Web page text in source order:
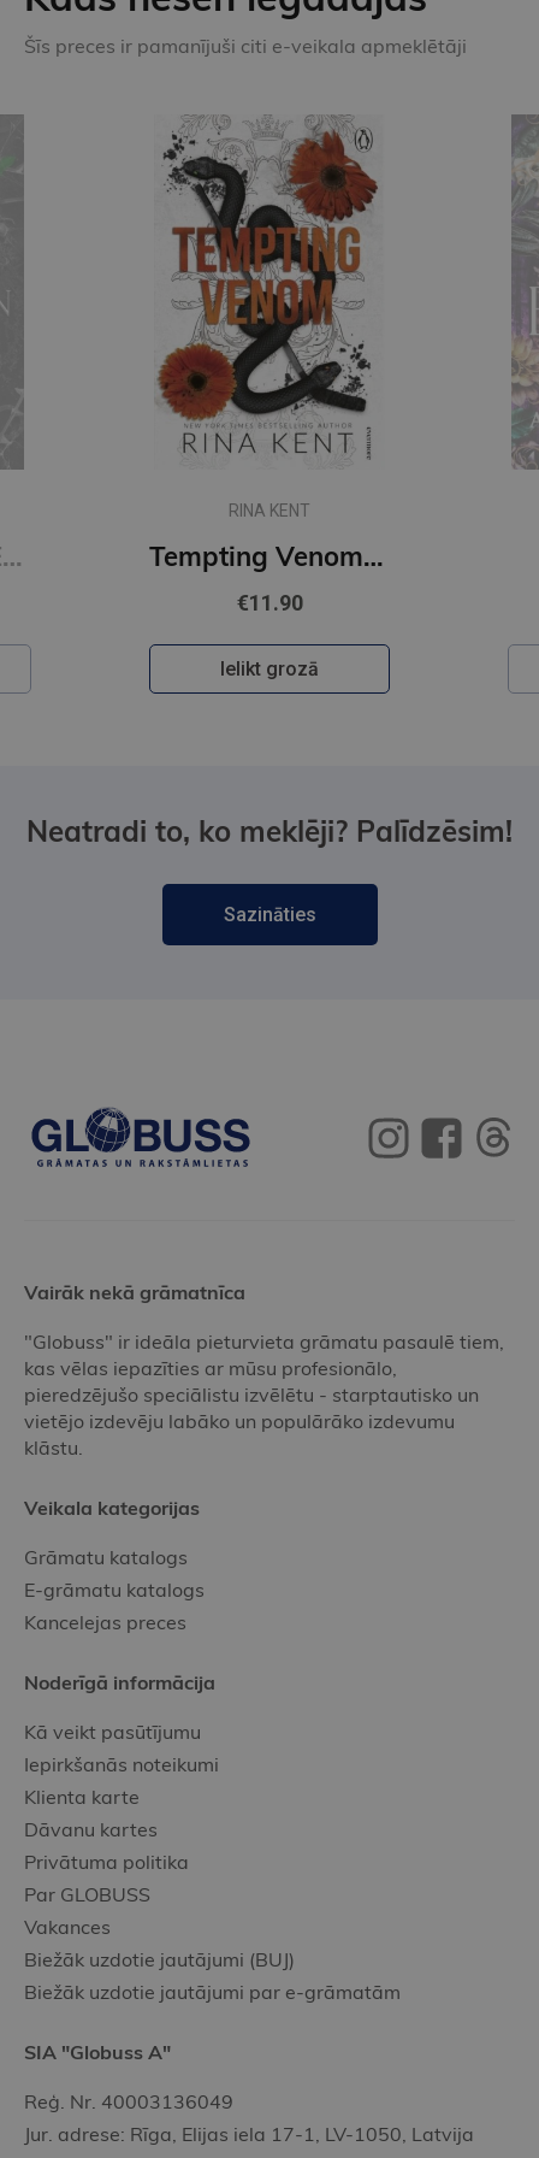
Šīs preces ir pamanījuši citi e-veikala apmeklētāji
Restitution : #3 Edge of Darkness series : delux paperback featuring exclusive character artwork
RINA KENT
Tempting Venom : #3 The Vipers series
€11.90
Ielikt grozā
Neatradi to, ko meklēji? Palīdzēsim!
Sazināties
Vairāk nekā grāmatnīca
"Globuss" ir ideāla pieturvieta grāmatu pasaulē tiem,
kas vēlas iepazīties ar mūsu profesionālo,
pieredzējušo speciālistu izvēlētu - starptautisko un
vietējo izdevēju labāko un populārāko izdevumu
klāstu.
Veikala kategorijas
Grāmatu katalogs
E-grāmatu katalogs
Kancelejas preces
Noderīgā informācija
Kā veikt pasūtījumu
Iepirkšanās noteikumi
Klienta karte
Dāvanu kartes
Privātuma politika
Par GLOBUSS
Vakances
Biežāk uzdotie jautājumi (BUJ)
Biežāk uzdotie jautājumi par e-grāmatām
SIA "Globuss A"
Reģ. Nr. 40003136049
Jur. adrese: Rīga, Elijas iela 17-1, LV-1050, Latvija